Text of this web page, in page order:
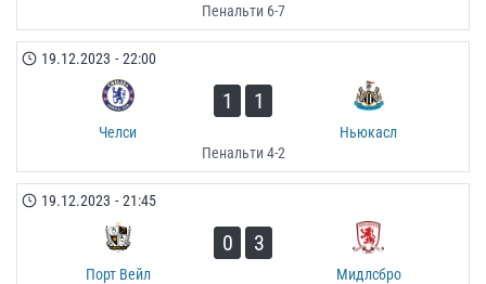
Пенальти 6-7
19.12.2023 - 22:00
Челси
1 1
Ньюкасл
Пенальти 4-2
19.12.2023 - 21:45
Порт Вейл
0 3
Мидлсбро